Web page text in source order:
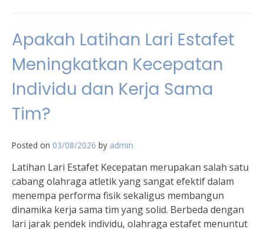
Apakah Latihan Lari Estafet
Meningkatkan Kecepatan
Individu dan Kerja Sama
Tim?
Posted on 03/08/2026 by admin
Latihan Lari Estafet Kecepatan merupakan salah satu
cabang olahraga atletik yang sangat efektif dalam
menempa performa fisik sekaligus membangun
dinamika kerja sama tim yang solid. Berbeda dengan
lari jarak pendek individu, olahraga estafet menuntut